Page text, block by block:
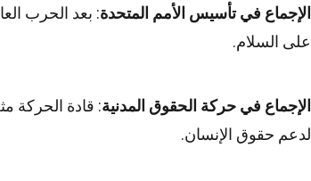
الإجماع في تأسيس الأمم المتحدة: بعد الحرب
على السلام.
الإجماع في حركة الحقوق المدنية: قادة الحركة
لدعم حقوق الإنسان.